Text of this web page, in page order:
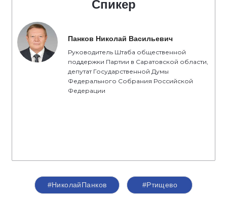
Спикер
Панков Николай Васильевич
Руководитель Штаба общественной
поддержки Партии в Саратовской области,
депутат Государственной Думы
Федерального Собрания Российской
Федерации
#НиколайПанков #Ртищево